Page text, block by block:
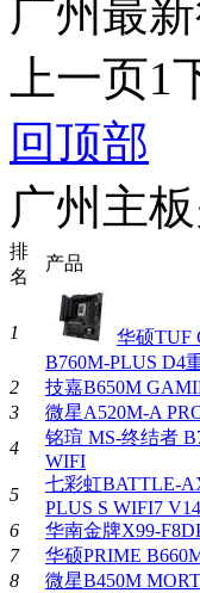
广州最
上一页1
回顶部
广州主
排
名
产品
1
华硕TUF
B760M-PLUS D4
2 技嘉B650M
3
微星A520M-A
4
铭瑄 MS-终结者
WIFI
5
七彩虹BATTLE-
PLUS S WIFI7 V14
6
华南金牌X99-
7
华硕PRIME
8
微星B450M